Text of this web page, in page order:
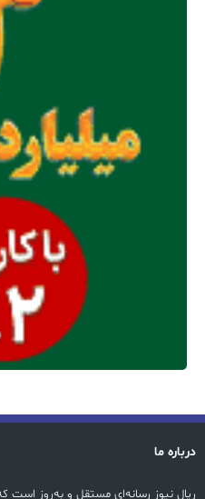
درباره ما
ریال نیوز رسانه‌ای مستقل و به‌روز است که